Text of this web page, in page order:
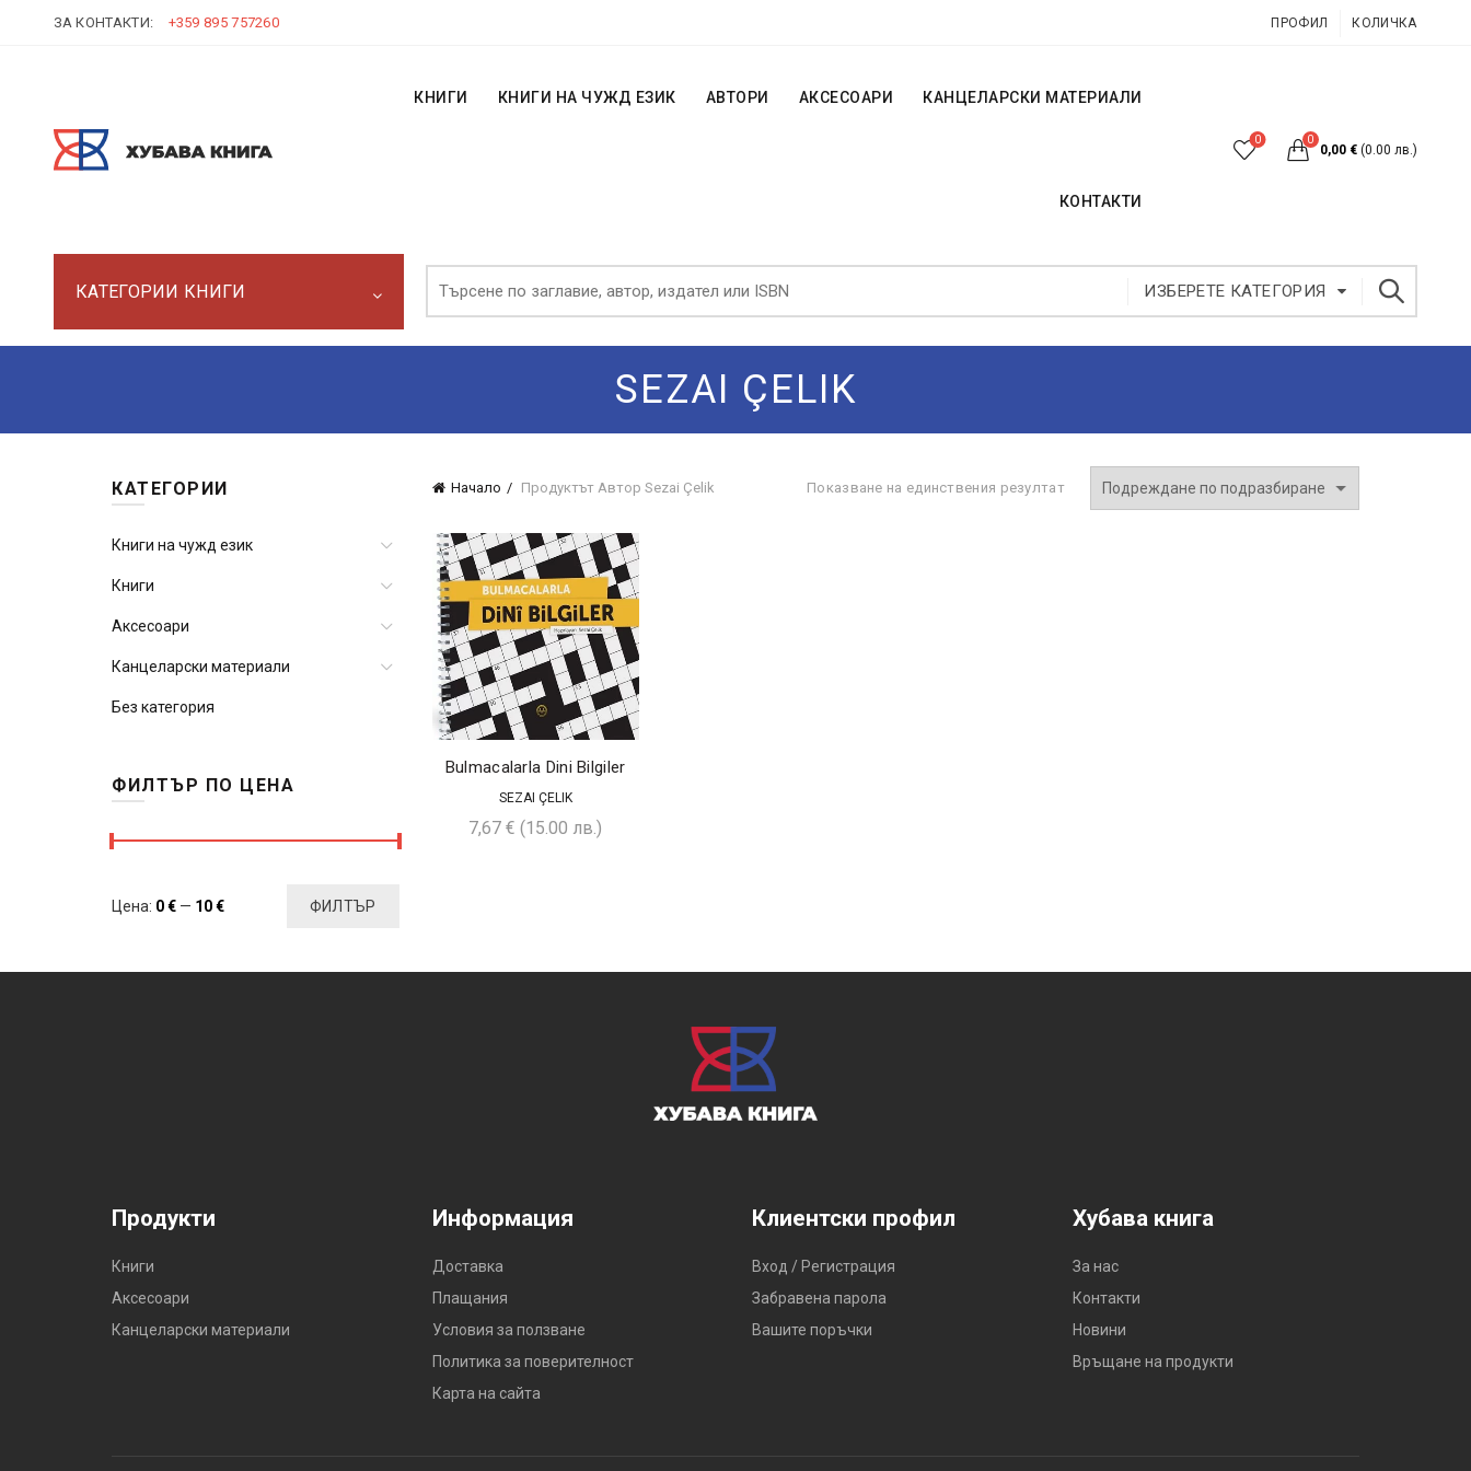
ЗА КОНТАКТИ: +359 895 757260 ПРОФИЛ КОЛИЧКА
КНИГИ КНИГИ НА ЧУЖД ЕЗИК АВТОРИ АКСЕСОАРИ КАНЦЕЛАРСКИ МАТЕРИАЛИ
КОНТАКТИ
0 0
0,00 € (0.00 лв.)
КАТЕГОРИИ КНИГИ ИЗБЕРЕТЕ КАТЕГОРИЯ
SEZAI ÇELIK
Начало Продуктът Автор Sezai Çelik Показване на единствения резултат
Bulmacalarla Dini Bilgiler
SEZAI ÇELIK
7,67€ (15.00 лв.)
КАТЕГОРИИ
Книги на чужд език
Книги
Аксесоари
Канцеларски материали
Без категория
ФИЛТЪР ПО ЦЕНА
Минимална
Максимална ФИЛТЪР
Цена: 0 € — 10 €
Продукти
Книги
Аксесоари
Канцеларски материали
Информация
Доставка
Плащания
Условия за ползване
Политика за поверителност
Карта на сайта
Клиентски профил
Вход / Регистрация
Забравена парола
Вашите поръчки
Хубава книга
За нас
Контакти
Новини
Връщане на продукти